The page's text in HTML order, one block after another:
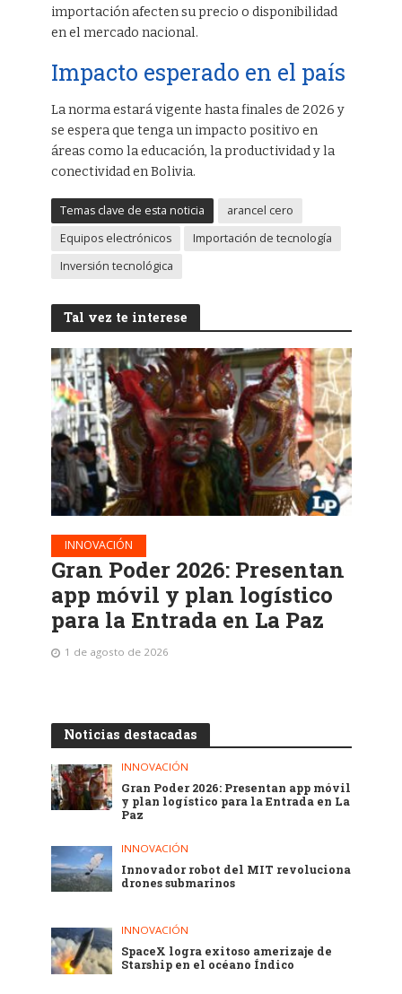
importación afecten su precio o disponibilidad
en el mercado nacional.
Impacto esperado en el país
La norma estará vigente hasta finales de 2026 y
se espera que tenga un impacto positivo en
áreas como la educación, la productividad y la
conectividad en Bolivia.
Temas clave de esta noticia
arancel cero
Equipos electrónicos
Importación de tecnología
Inversión tecnológica
Tal vez te interese
INNOVACIÓN
Gran Poder 2026: Presentan
app móvil y plan logístico
para la Entrada en La Paz
1 de agosto de 2026
Noticias destacadas
INNOVACIÓN
Gran Poder 2026: Presentan app móvil
y plan logístico para la Entrada en La
Paz
INNOVACIÓN
Innovador robot del MIT revoluciona
drones submarinos
INNOVACIÓN
SpaceX logra exitoso amerizaje de
Starship en el océano Índico